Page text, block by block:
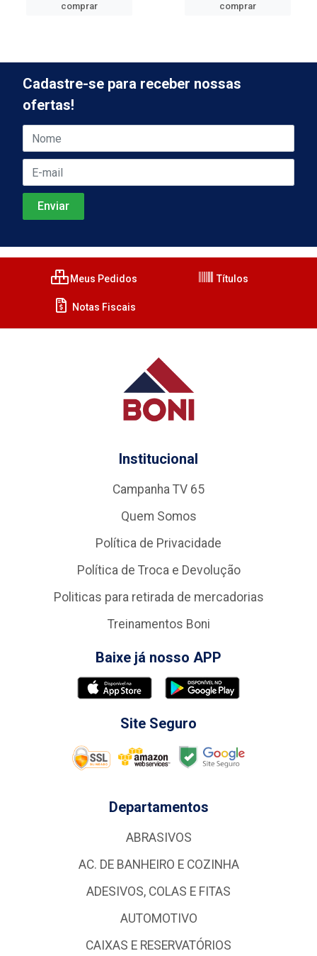
comprar comprar
Cadastre-se para receber nossas
ofertas!
Meus Pedidos Títulos
Notas Fiscais
Institucional
Campanha TV 65
Quem Somos
Política de Privacidade
Política de Troca e Devolução
Politicas para retirada de mercadorias
Treinamentos Boni
Baixe já nosso APP
Site Seguro
Departamentos
ABRASIVOS
AC. DE BANHEIRO E COZINHA
ADESIVOS, COLAS E FITAS
AUTOMOTIVO
CAIXAS E RESERVATÓRIOS